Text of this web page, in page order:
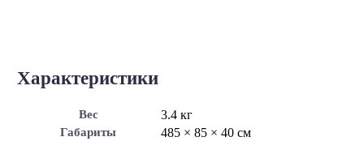
Характеристики
Вес 3.4 кг
Габариты 485 × 85 × 40 см